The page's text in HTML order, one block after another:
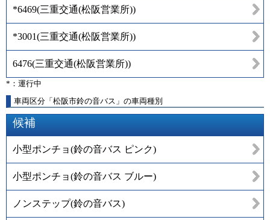
*6469(三重交通(松阪営業所))
*3001(三重交通(松阪営業所))
6476(三重交通(松阪営業所))
*：運行中
車両区分「松阪市鈴の音バス」の車両種別
候補
小型ポンチョ(鈴の音バス ピンク)
小型ポンチョ(鈴の音バス ブルー)
ノンステップ(鈴の音バス)